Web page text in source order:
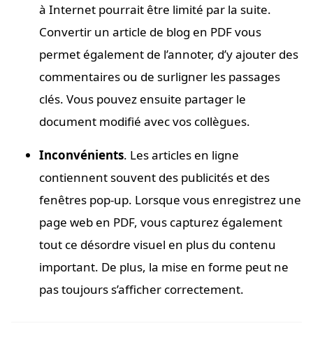
à Internet pourrait être limité par la suite.
Convertir un article de blog en PDF vous
permet également de l’annoter, d’y ajouter des
commentaires ou de surligner les passages
clés. Vous pouvez ensuite partager le
document modifié avec vos collègues.
Inconvénients. Les articles en ligne
contiennent souvent des publicités et des
fenêtres pop-up. Lorsque vous enregistrez une
page web en PDF, vous capturez également
tout ce désordre visuel en plus du contenu
important. De plus, la mise en forme peut ne
pas toujours s’afficher correctement.